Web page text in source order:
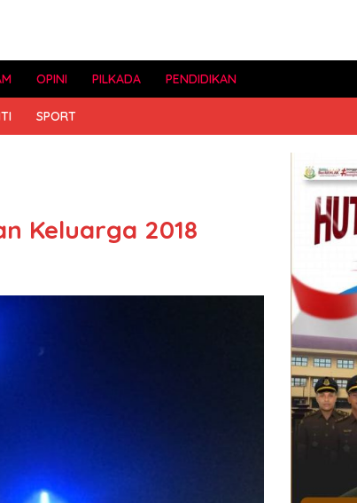
OPINI PILKADA PENDIDIKAN
SPORT
Keluarga 2018